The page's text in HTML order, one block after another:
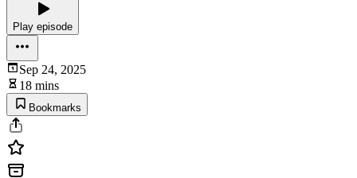
Play episode
Sep 24, 2025
18 mins
Bookmarks